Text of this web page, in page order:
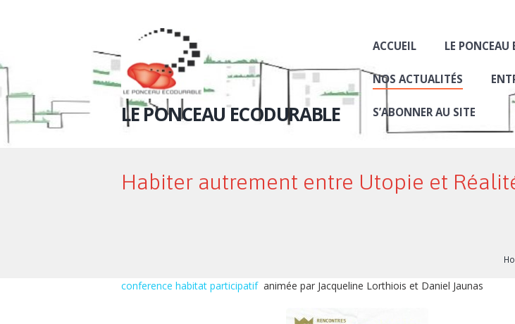
LE PONCEAU ECODURABLE
ACCUEIL LE PONCEAU
NOS ACTUALITÉS
S’ABONNER AU SITE
Habiter autrement entre Utopie et
conference habitat participatif animée par Jacqueline Lorthiois et Daniel Jaunas